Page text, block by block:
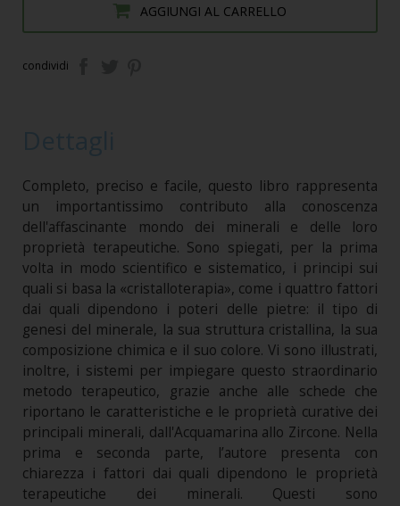
AGGIUNGI AL CARRELLO
condividi
Completo, preciso e facile, questo libro rappresenta
un importantissimo contributo alla conoscenza
dell'affascinante mondo dei minerali e delle loro
proprietà terapeutiche. Sono spiegati, per la prima
volta in modo scientifico e sistematico, i principi sui
quali si basa la «cristalloterapia», come i quattro fattori
dai quali dipendono i poteri delle pietre: il tipo di
genesi del minerale, la sua struttura cristallina, la sua
composizione chimica e il suo colore. Vi sono illustrati,
inoltre, i sistemi per impiegare questo straordinario
metodo terapeutico, grazie anche alle schede che
riportano le caratteristiche e le proprietà curative dei
principali minerali, dall'Acquamarina allo Zircone. Nella
prima e seconda parte, l’autore presenta con
chiarezza i fattori dai quali dipendono le proprietà
terapeutiche dei minerali. Questi sono